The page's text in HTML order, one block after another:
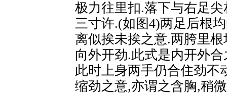
极力往里扣.落下与右足
三寸许.(如图4)两足后根
离似挨未挨之意.两胯里
向外开劲.此式是内开外
此时上身两手仍合住劲不
缩劲之意,亦谓之含胸,稍